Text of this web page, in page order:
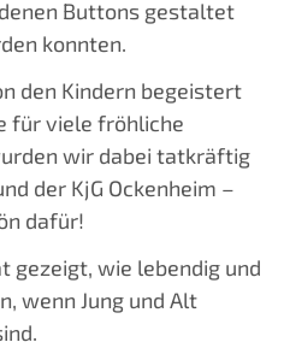
Buttons gestaltet
konnten.
den Kindern begeistert
für viele fröhliche
wir dabei tatkräftig
der KjG Ockenheim –
dafür!
gezeigt, wie lebendig und
wenn Jung und Alt